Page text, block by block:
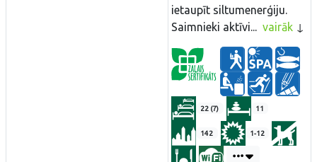
ietaupīt siltumenerģiju.
Saimnieki aktīvi... vairāk
22 (7) 11
142 1-12